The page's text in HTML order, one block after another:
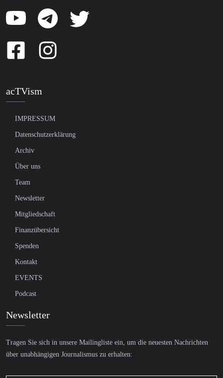
acTVism
IMPRESSUM
Datenschutzerklärung
Archiv
Über uns
Team
Newsletter
Mitgliedschaft
Finanzübersicht
Spenden
Kontakt
EVENTS
Podcast
Newsletter
Tragen Sie sich in unsere Mailingliste ein, um die neuesten Nachrichten
über unabhängigen Journalismus zu erhalten: